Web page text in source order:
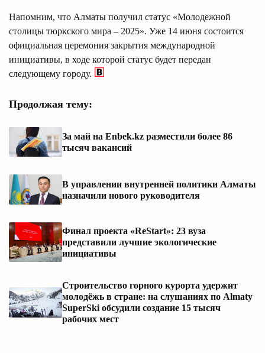
Напомним, что Алматы получил статус «Молодежной
столицы тюркского мира – 2025». Уже 14 июня состоится
официальная церемония закрытия международной
инициативы, в ходе которой статус будет передан
следующему городу.
Продолжая тему:
За май на Enbek.kz разместили более 86
тысяч вакансий
В управлении внутренней политики Алматы
назначили нового руководителя
Финал проекта «ReStart»: 23 вуза
представили лучшие экологические
инициативы
Строительство горного курорта удержит
молодёжь в стране: на слушаниях по Almaty
SuperSki обсудили создание 15 тысяч
рабочих мест